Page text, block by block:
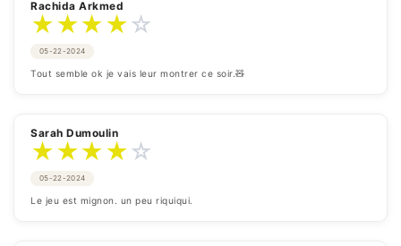
Rachida Arkmed
★★★★☆
05-22-2024
Tout semble ok je vais leur montrer ce soir.🧸
Sarah Dumoulin
★★★★☆
05-22-2024
Le jeu est mignon. un peu riquiqui.